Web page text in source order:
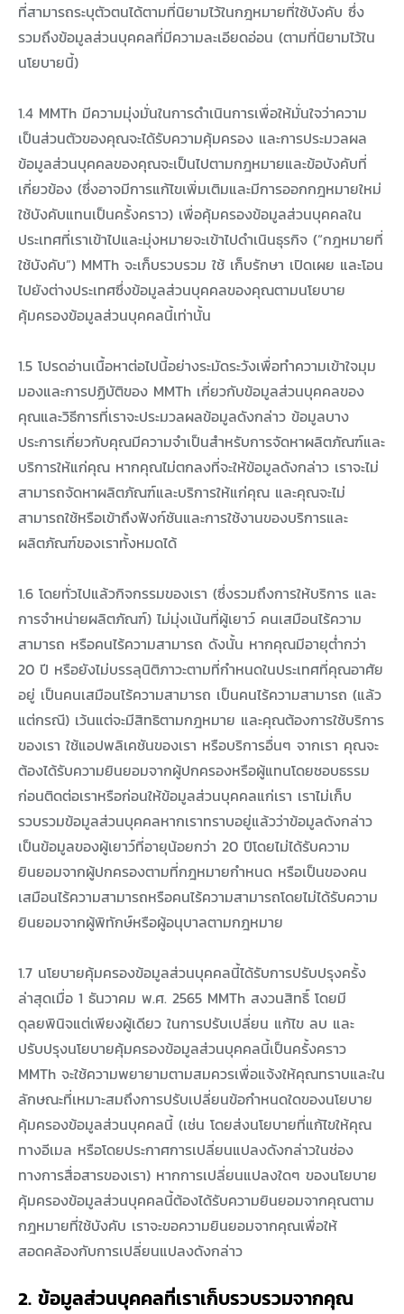
ที่สามารถระบุตัวตนได้ตามที่นิยามไว้ในกฎหมายที่ใช้บังคับ ซึ่ง
รวมถึงข้อมูลส่วนบุคคลที่มีความละเอียดอ่อน (ตามที่นิยามไว้ใน
นโยบายนี้)
1.4 MMTh มีความมุ่งมั่นในการดำเนินการเพื่อให้มั่นใจว่าความ
เป็นส่วนตัวของคุณจะได้รับความคุ้มครอง และการประมวลผล
ข้อมูลส่วนบุคคลของคุณจะเป็นไปตามกฎหมายและข้อบังคับที่
เกี่ยวข้อง (ซึ่งอาจมีการแก้ไขเพิ่มเติมและมีการออกกฎหมายใหม่
ใช้บังคับแทนเป็นครั้งคราว) เพื่อคุ้มครองข้อมูลส่วนบุคคลใน
ประเทศที่เราเข้าไปและมุ่งหมายจะเข้าไปดำเนินธุรกิจ (“กฎหมายที่
ใช้บังคับ”) MMTh จะเก็บรวบรวม ใช้ เก็บรักษา เปิดเผย และโอน
ไปยังต่างประเทศซึ่งข้อมูลส่วนบุคคลของคุณตามนโยบาย
คุ้มครองข้อมูลส่วนบุคคลนี้เท่านั้น
1.5 โปรดอ่านเนื้อหาต่อไปนี้อย่างระมัดระวังเพื่อทำความเข้าใจมุม
มองและการปฏิบัติของ MMTh เกี่ยวกับข้อมูลส่วนบุคคลของ
คุณและวิธีการที่เราจะประมวลผลข้อมูลดังกล่าว ข้อมูลบาง
ประการเกี่ยวกับคุณมีความจำเป็นสำหรับการจัดหาผลิตภัณฑ์และ
บริการให้แก่คุณ หากคุณไม่ตกลงที่จะให้ข้อมูลดังกล่าว เราจะไม่
สามารถจัดหาผลิตภัณฑ์และบริการให้แก่คุณ และคุณจะไม่
สามารถใช้หรือเข้าถึงฟังก์ชันและการใช้งานของบริการและ
ผลิตภัณฑ์ของเราทั้งหมดได้
1.6 โดยทั่วไปแล้วกิจกรรมของเรา (ซึ่งรวมถึงการให้บริการ และ
การจำหน่ายผลิตภัณฑ์) ไม่มุ่งเน้นที่ผู้เยาว์ คนเสมือนไร้ความ
สามารถ หรือคนไร้ความสามารถ ดังนั้น หากคุณมีอายุต่ำกว่า
20 ปี หรือยังไม่บรรลุนิติภาวะตามที่กำหนดในประเทศที่คุณอาศัย
อยู่ เป็นคนเสมือนไร้ความสามารถ เป็นคนไร้ความสามารถ (แล้ว
แต่กรณี) เว้นแต่จะมีสิทธิตามกฎหมาย และคุณต้องการใช้บริการ
ของเรา ใช้แอปพลิเคชันของเรา หรือบริการอื่นๆ จากเรา คุณจะ
ต้องได้รับความยินยอมจากผู้ปกครองหรือผู้แทนโดยชอบธรรม
ก่อนติดต่อเราหรือก่อนให้ข้อมูลส่วนบุคคลแก่เรา เราไม่เก็บ
รวบรวมข้อมูลส่วนบุคคลหากเราทราบอยู่แล้วว่าข้อมูลดังกล่าว
เป็นข้อมูลของผู้เยาว์ที่อายุน้อยกว่า 20 ปีโดยไม่ได้รับความ
ยินยอมจากผู้ปกครองตามที่กฎหมายกำหนด หรือเป็นของคน
เสมือนไร้ความสามารถหรือคนไร้ความสามารถโดยไม่ได้รับความ
ยินยอมจากผู้พิทักษ์หรือผู้อนุบาลตามกฎหมาย
1.7 นโยบายคุ้มครองข้อมูลส่วนบุคคลนี้ได้รับการปรับปรุงครั้ง
ล่าสุดเมื่อ 1 ธันวาคม พ.ศ. 2565 MMTh สงวนสิทธิ์ โดยมี
ดุลยพินิจแต่เพียงผู้เดียว ในการปรับเปลี่ยน แก้ไข ลบ และ
ปรับปรุงนโยบายคุ้มครองข้อมูลส่วนบุคคลนี้เป็นครั้งคราว
MMTh จะใช้ความพยายามตามสมควรเพื่อแจ้งให้คุณทราบและใน
ลักษณะที่เหมาะสมถึงการปรับเปลี่ยนข้อกำหนดใดของนโยบาย
คุ้มครองข้อมูลส่วนบุคคลนี้ (เช่น โดยส่งนโยบายที่แก้ไขให้คุณ
ทางอีเมล หรือโดยประกาศการเปลี่ยนแปลงดังกล่าวในช่อง
ทางการสื่อสารของเรา) หากการเปลี่ยนแปลงใดๆ ของนโยบาย
คุ้มครองข้อมูลส่วนบุคคลนี้ต้องได้รับความยินยอมจากคุณตาม
กฎหมายที่ใช้บังคับ เราจะขอความยินยอมจากคุณเพื่อให้
สอดคล้องกับการเปลี่ยนแปลงดังกล่าว
2. ข้อมูลส่วนบุคคลที่เราเก็บรวบรวมจากคุณ